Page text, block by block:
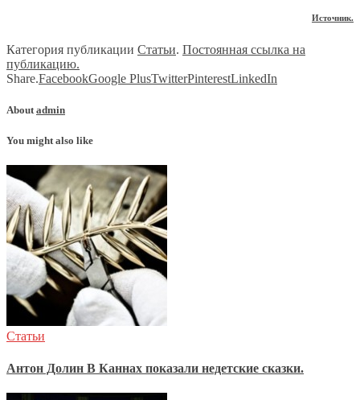
Источник.
Категория публикации Статьи. Постоянная ссылка на
публикацию.
Share.FacebookGoogle PlusTwitterPinterestLinkedIn
About admin
You might also like
Статьи
Антон Долин В Каннах показали недетские сказки.